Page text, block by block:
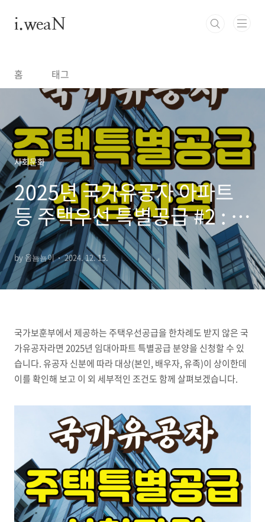
i.weaN
홈 태그
사회문화
2025년 국가유공자 아파트
등 주택우선 특별공급 #2 : 신
청 대상 및 조건
by 옴뇸뇸이 2024. 12. 15.
국가보훈부에서 제공하는 주택우선공급을 한차례도 받지 않은 국
가유공자라면 2025년 임대아파트 특별공급 분양을 신청할 수 있
습니다.유공자 신분에 따라 대상(본인, 배우자,유족)이 상이한데
이를 확인해 보고 이 외 세부적인 조건도 함께 살펴보겠습니다.